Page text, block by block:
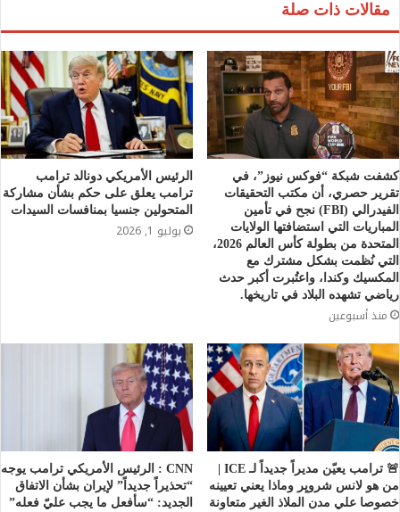
مقالات ذات صلة
كشفت شبكة “فوكس نيوز”، في
تقرير حصري، أن مكتب التحقيقات
الفيدرالي (FBI) نجح في تأمين
المباريات التي استضافتها الولايات
المتحدة من بطولة كأس العالم 2026،
التي نُظمت بشكل مشترك مع
المكسيك وكندا، واعتُبرت أكبر حدث
رياضي تشهده البلاد في تاريخها.
منذ أسبوعين
الرئيس الأمريكي دونالد ترامب
ترامب يعلق على حكم بشأن مشاركة
المتحولين جنسيا بمنافسات السيدات
يوليو 1, 2026
من هو لانس شرويِر وماذا يعني تعيينه
خصوصا علي مدن الملاذ الغير متعاونة
CNN : الرئيس الأمريكي ترامب يوجه
“تحذيراً جديداً” لإيران بشأن الاتفاق
الجديد: “سأفعل ما يجب عليّ فعله”